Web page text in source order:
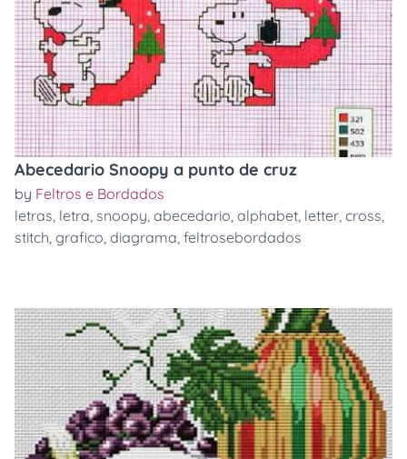
Abecedario Snoopy a punto de cruz
by Feltros e Bordados
letras, letra, snoopy, abecedario, alphabet, letter, cross,
stitch, grafico, diagrama, feltrosebordados